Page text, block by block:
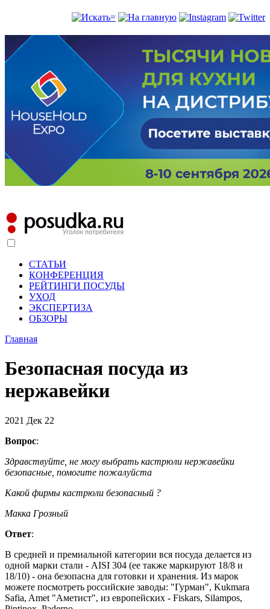
СТАТЬИ
КОНФЕРЕНЦИЯ
РЕЙТИНГИ ПОСУДЫ
УХОД
ЭКСПЕРТИЗА
ОБЗОРЫ
Главная
Безопасная посуда из
нержавейки
2021 Дек 22
Вопрос:
Здравствуйте, не могу выбрать кастрюли нержавейки
безопасные, помогите пожалуйста
Какой фирмы кастрюли безопасный ?
Макка Грозный
Ответ:
В средней и премиальной категории вся посуда делается из
одной марки стали - AISI 304 (ее также маркируют 18/8 и
18/10) - она безопасна для готовки и хранения. Из марок
можете посмотреть российские заводы: "Гурман", Kukmara
Safia, Amet "Аметист", из европейских - Fiskars, Silampos,